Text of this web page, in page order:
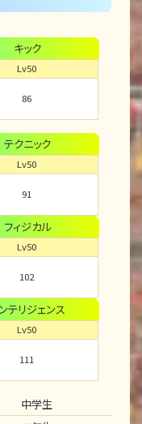
キック
Lv50
86
テクニック
Lv50
91
フィジカル
Lv50
102
テリジェンス
Lv50
111
中学生